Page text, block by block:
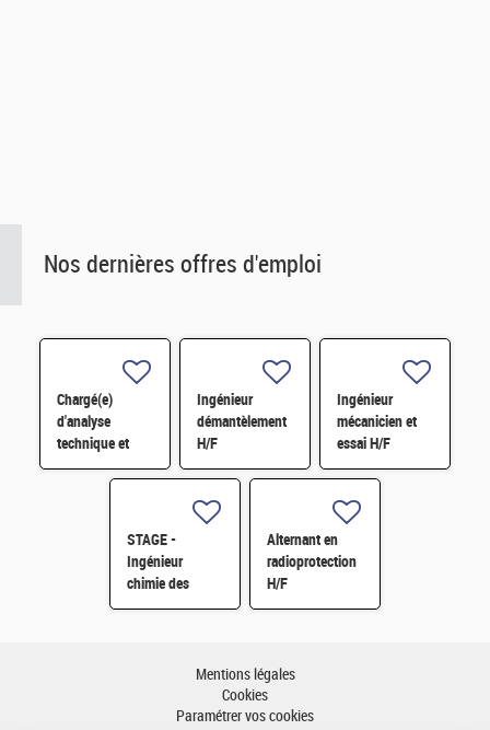
Nos dernières offres d'emploi
Chargé(e)
d'analyse
technique et
financière des
contrats de
électromécanique
Ingénieur
démantèlement
H/F
Ingénieur
mécanicien et
essai H/F
STAGE -
Ingénieur
chimie des
matériaux -
Alternant en
radioprotection
H/F
Mentions légales
Cookies
Paramétrer vos cookies